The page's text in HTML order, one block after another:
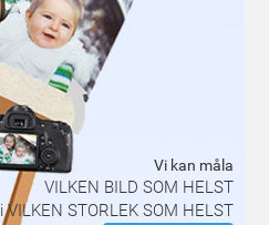
Vi kan måla
VILKEN BILD SOM HELST
i VILKEN STORLEK SOM HELST